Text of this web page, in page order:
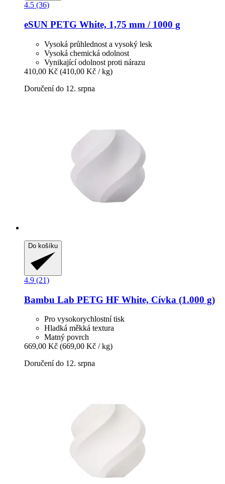
4.5 (36)
eSUN PETG White, 1,75 mm / 1000 g
Vysoká průhlednost a vysoký lesk
Vysoká chemická odolnost
Vynikající odolnost proti nárazu
410,00 Kč (410,00 Kč / kg)
Doručení do 12. srpna
Do košíku
4.9 (21)
Bambu Lab PETG HF White, Cívka (1.000 g)
Pro vysokorychlostní tisk
Hladká měkká textura
Matný povrch
669,00 Kč (669,00 Kč / kg)
Doručení do 12. srpna